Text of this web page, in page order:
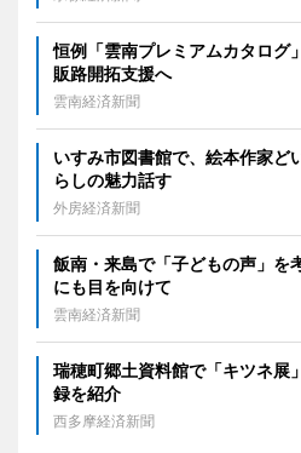
恒例「雲南プレミアムカタロ
販路開拓支援へ
雲南経済新聞
いすみ市図書館で、絵本作家
らしの魅力話す
外房経済新聞
飯南・来島で「子どもの声」
にも目を向けて
雲南経済新聞
瑞穂町郷土資料館で「キツネ
録を紹介
西多摩経済新聞